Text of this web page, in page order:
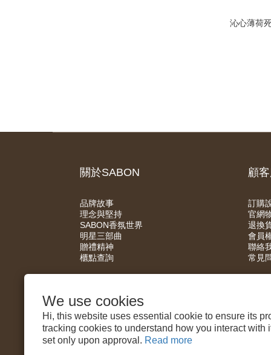
We use cookies
Hi, this website uses essential cookie to ensure its
tracking cookies to understand how you interact with
set only upon approval. Read more
沁心薄荷
關於SABON
品牌故事
理念與堅持
SABON香氛世界
明星三部曲
贈禮精神
櫃點查詢
顧
訂購
官網
退換
會員
聯絡
常見